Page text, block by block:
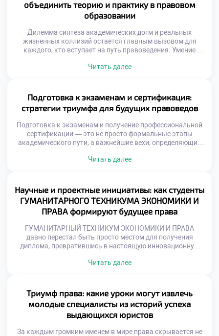
Именно поэтому качественное обучение в […]
объединить теорию и практику в правовом
образовании
Дилемма синтеза академических догм и реальных
жизненных коллизий остается главным вызовом для
каждого, кто вступает на путь правоведения. Умение
судебной практикой отличает настоящего мастера от
надежным трамплином, который позволяет будущим
экспертам с первых дней погружаться в […]
Читать далее
Подготовка к экзаменам и сертификация:
стратегии триумфа для будущих правоведов
Подготовка к экзаменам и получение профессиональной
сертификации — это не просто формальные этапы
академического пути, а важнейшие вехи, определяющие
процессы напрямую влияют на глубину усвоенных
обучение в московском техникуме становится тем самым
надежным фундаментом, который закладывает
правильные алгоритмы подготовки и […]
Читать далее
Научные и проектные инициативы: как студенты
ГУМАНИТАРНОГО ТЕХНИКУМА ЭКОНОМИКИ И
ПРАВА формируют будущее права
ГУМАНИТАРНЫЙ ТЕХНИКУМ ЭКОНОМИКИ И ПРАВА
давно перестал быть просто местом для получения
диплома, превратившись в настоящую инновационную
концепции. В этом уникальном пространстве
взгляда на право. Именно поэтому качественное
обучение в московском техникуме позволяет учащимся
не просто изучать догмы, а […]
Читать далее
Триумф права: какие уроки могут извлечь
молодые специалисты из историй успеха
выдающихся юристов
За каждым громким именем в мире права скрывается не